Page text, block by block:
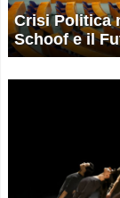
Crisi Politica
Schoof e il